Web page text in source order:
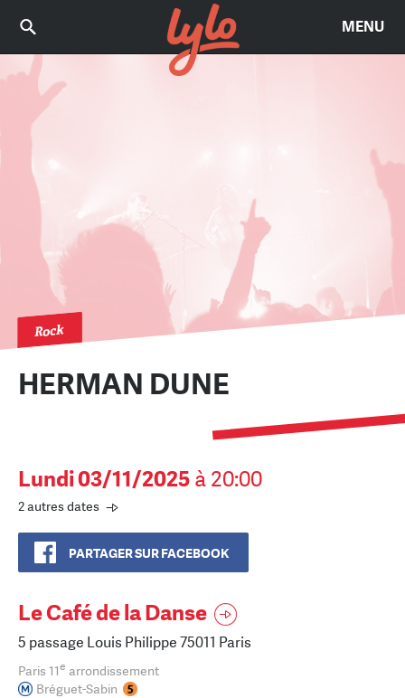
MENU
Rock
HERMAN DUNE
Lundi 03/11/2025 à 20:00
2 autres dates
PARTAGER SUR FACEBOOK
Le Café de la Danse
5 passage Louis Philippe 75011 Paris
Paris 11e arrondissement
Bréguet-Sabin